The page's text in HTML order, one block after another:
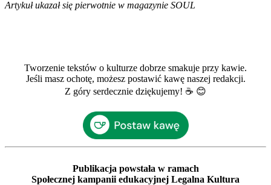
Artykuł ukazał się pierwotnie w magazynie SOUL
Tworzenie tekstów o kulturze dobrze smakuje przy kawie.
Jeśli masz ochotę, możesz postawić kawę naszej redakcji.
Z góry serdecznie dziękujemy! ☕ 😊
Publikacja powstała w ramach
Społecznej kampanii edukacyjnej Legalna Kultura